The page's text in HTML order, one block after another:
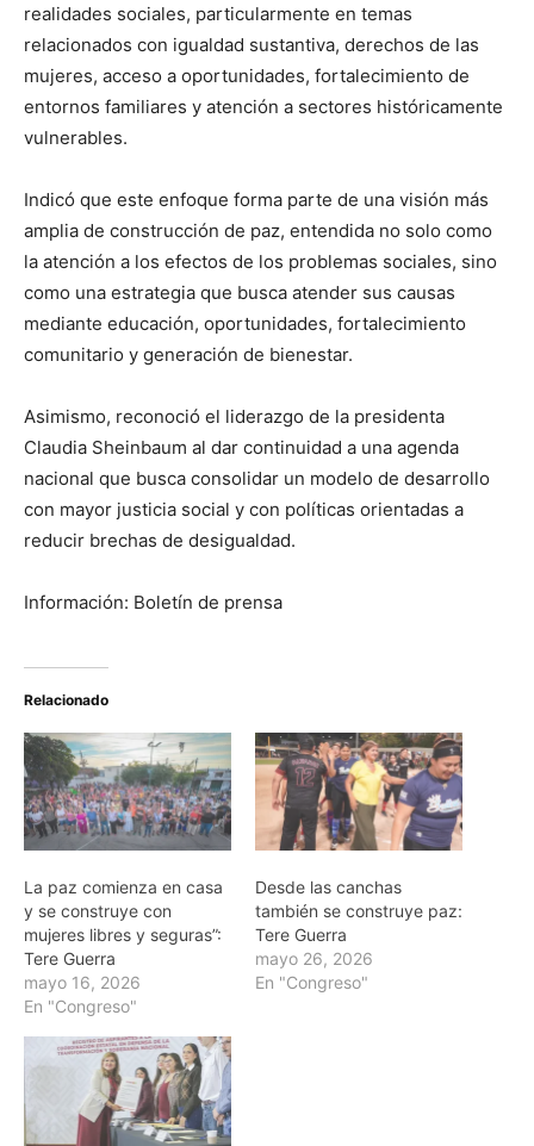
realidades sociales, particularmente en temas
relacionados con igualdad sustantiva, derechos de las
mujeres, acceso a oportunidades, fortalecimiento de
entornos familiares y atención a sectores históricamente
vulnerables.
Indicó que este enfoque forma parte de una visión más
amplia de construcción de paz, entendida no solo como
la atención a los efectos de los problemas sociales, sino
como una estrategia que busca atender sus causas
mediante educación, oportunidades, fortalecimiento
comunitario y generación de bienestar.
Asimismo, reconoció el liderazgo de la presidenta
Claudia Sheinbaum al dar continuidad a una agenda
nacional que busca consolidar un modelo de desarrollo
con mayor justicia social y con políticas orientadas a
reducir brechas de desigualdad.
Información: Boletín de prensa
Relacionado
La paz comienza en casa
y se construye con
mujeres libres y seguras”:
Tere Guerra
mayo 16, 2026
En "Congreso"
Desde las canchas
también se construye paz:
Tere Guerra
mayo 26, 2026
En "Congreso"